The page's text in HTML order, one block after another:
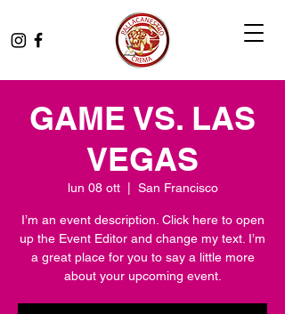
GAME VS. LAS
VEGAS
lun 08 ott
  |
San Francisco
I’m an event description. Click here to open
up the Event Editor and change my text. I’m
a great place for you to say a little more
about your upcoming event.